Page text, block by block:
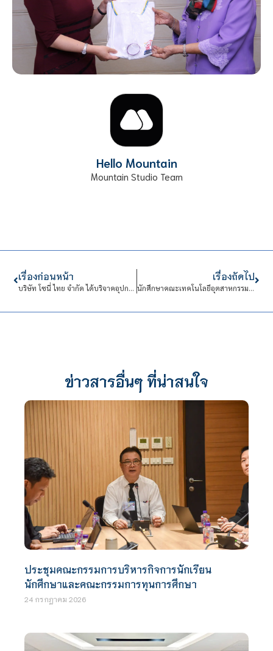
Hello Mountain
Mountain Studio Team
เรื่องก่อนหน้า
บริษัท โซนี่ ไทย จำกัด ได้บริจาคอุปกรณ์คอมพิวเตอร์ใช้แล้ว
เรื่องถัดไป
นักศึกษาคณะเทคโนโลยีอุตสาหกรรม รุ่นที่ 1 ปีการศึกษา 2558
ข่าวสารอื่นๆ ที่น่าสนใจ
ประชุมคณะกรรมการบริหารกิจการนักเรียน
นักศึกษาและคณะกรรมการทุนการศึกษา
24 กรกฎาคม 2026